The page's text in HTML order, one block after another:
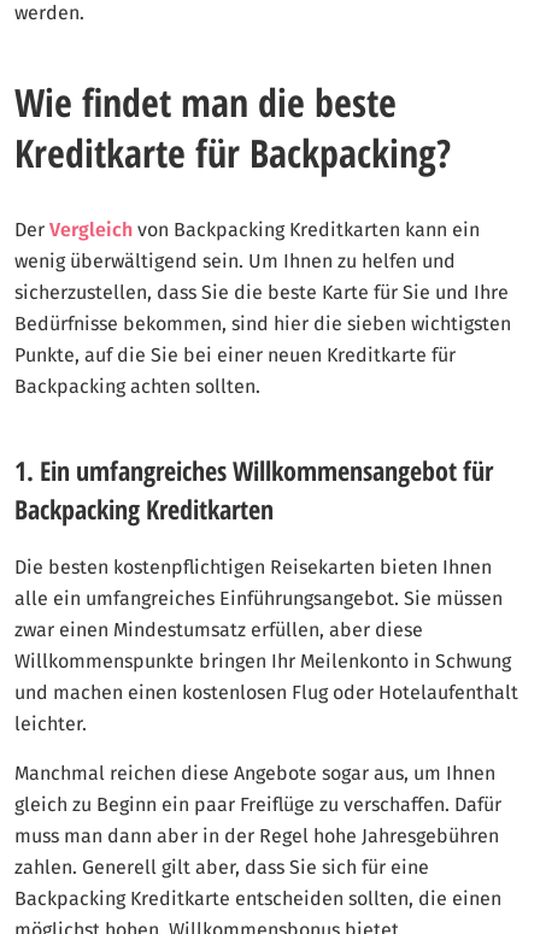
werden.
Wie findet man die beste
Kreditkarte für Backpacking?
Der Vergleich von Backpacking Kreditkarten kann ein
wenig überwältigend sein. Um Ihnen zu helfen und
sicherzustellen, dass Sie die beste Karte für Sie und Ihre
Bedürfnisse bekommen, sind hier die sieben wichtigsten
Punkte, auf die Sie bei einer neuen Kreditkarte für
Backpacking achten sollten.
1. Ein umfangreiches Willkommensangebot für
Backpacking Kreditkarten
Die besten kostenpflichtigen Reisekarten bieten Ihnen
alle ein umfangreiches Einführungsangebot. Sie müssen
zwar einen Mindestumsatz erfüllen, aber diese
Willkommenspunkte bringen Ihr Meilenkonto in Schwung
und machen einen kostenlosen Flug oder Hotelaufenthalt
leichter.
Manchmal reichen diese Angebote sogar aus, um Ihnen
gleich zu Beginn ein paar Freiflüge zu verschaffen. Dafür
muss man dann aber in der Regel hohe Jahresgebühren
zahlen. Generell gilt aber, dass Sie sich für eine
Backpacking Kreditkarte entscheiden sollten, die einen